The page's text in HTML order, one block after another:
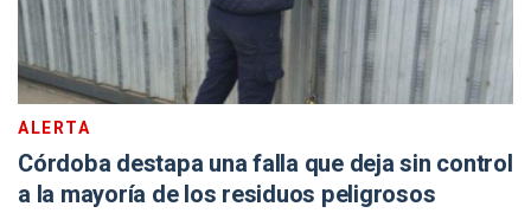
ALERTA
Córdoba destapa una falla que deja sin control
a la mayoría de los residuos peligrosos